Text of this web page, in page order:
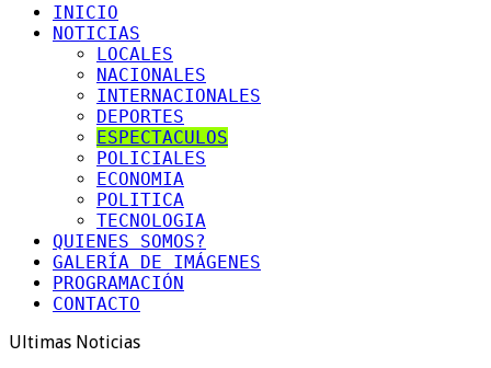
INICIO
NOTICIAS
LOCALES
NACIONALES
INTERNACIONALES
DEPORTES
ESPECTACULOS
POLICIALES
ECONOMIA
POLITICA
TECNOLOGIA
QUIENES SOMOS?
GALERÍA DE IMÁGENES
PROGRAMACIÓN
CONTACTO
Ultimas Noticias